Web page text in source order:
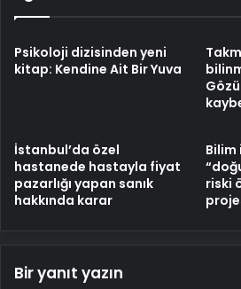
Psikoloji dizisinden yeni
kitap: Kendine Ait Bir Yuva
İstanbul’da özel
hastanede hastayla fiyat
pazarlığı yapan sanık
hakkında karar
Bilim
riski
Bir yanıt yazın